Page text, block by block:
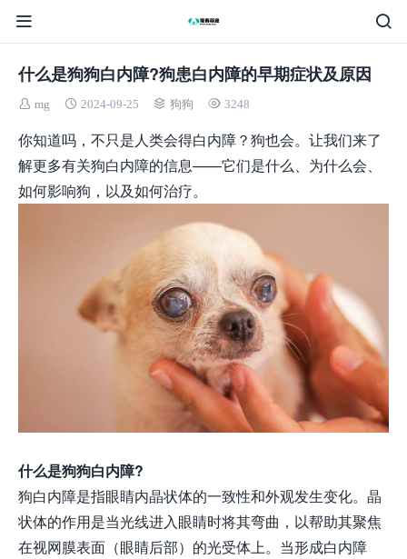
什么是狗狗白内障?狗患白内障的早期症状及原因
mg 2024-09-25 狗狗 3248
你知道吗，不只是人类会得白内障？狗也会。让我们来了
解更多有关狗白内障的信息——它们是什么、为什么会、
如何影响狗，以及如何治疗。
什么是狗狗白内障?
狗白内障是指眼睛内晶状体的一致性和外观发生变化。晶
状体的作用是当光线进入眼睛时将其弯曲，以帮助其聚焦
在视网膜表面（眼睛后部）的光受体上。当形成白内障